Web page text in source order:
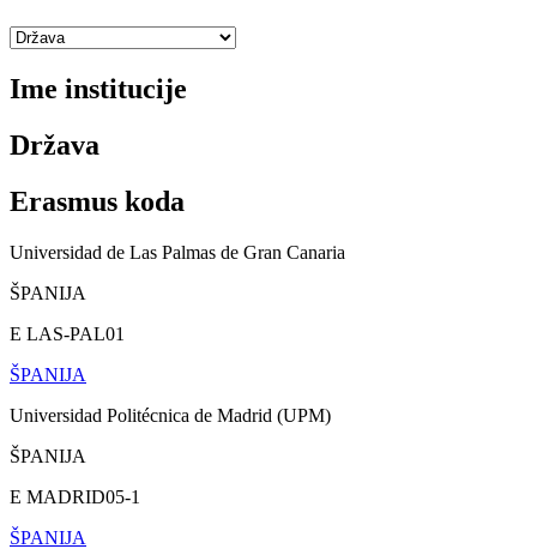
Ime institucije
Država
Erasmus koda
Universidad de Las Palmas de Gran Canaria
ŠPANIJA
E LAS-PAL01
ŠPANIJA
Universidad Politécnica de Madrid (UPM)
ŠPANIJA
E MADRID05-1
ŠPANIJA